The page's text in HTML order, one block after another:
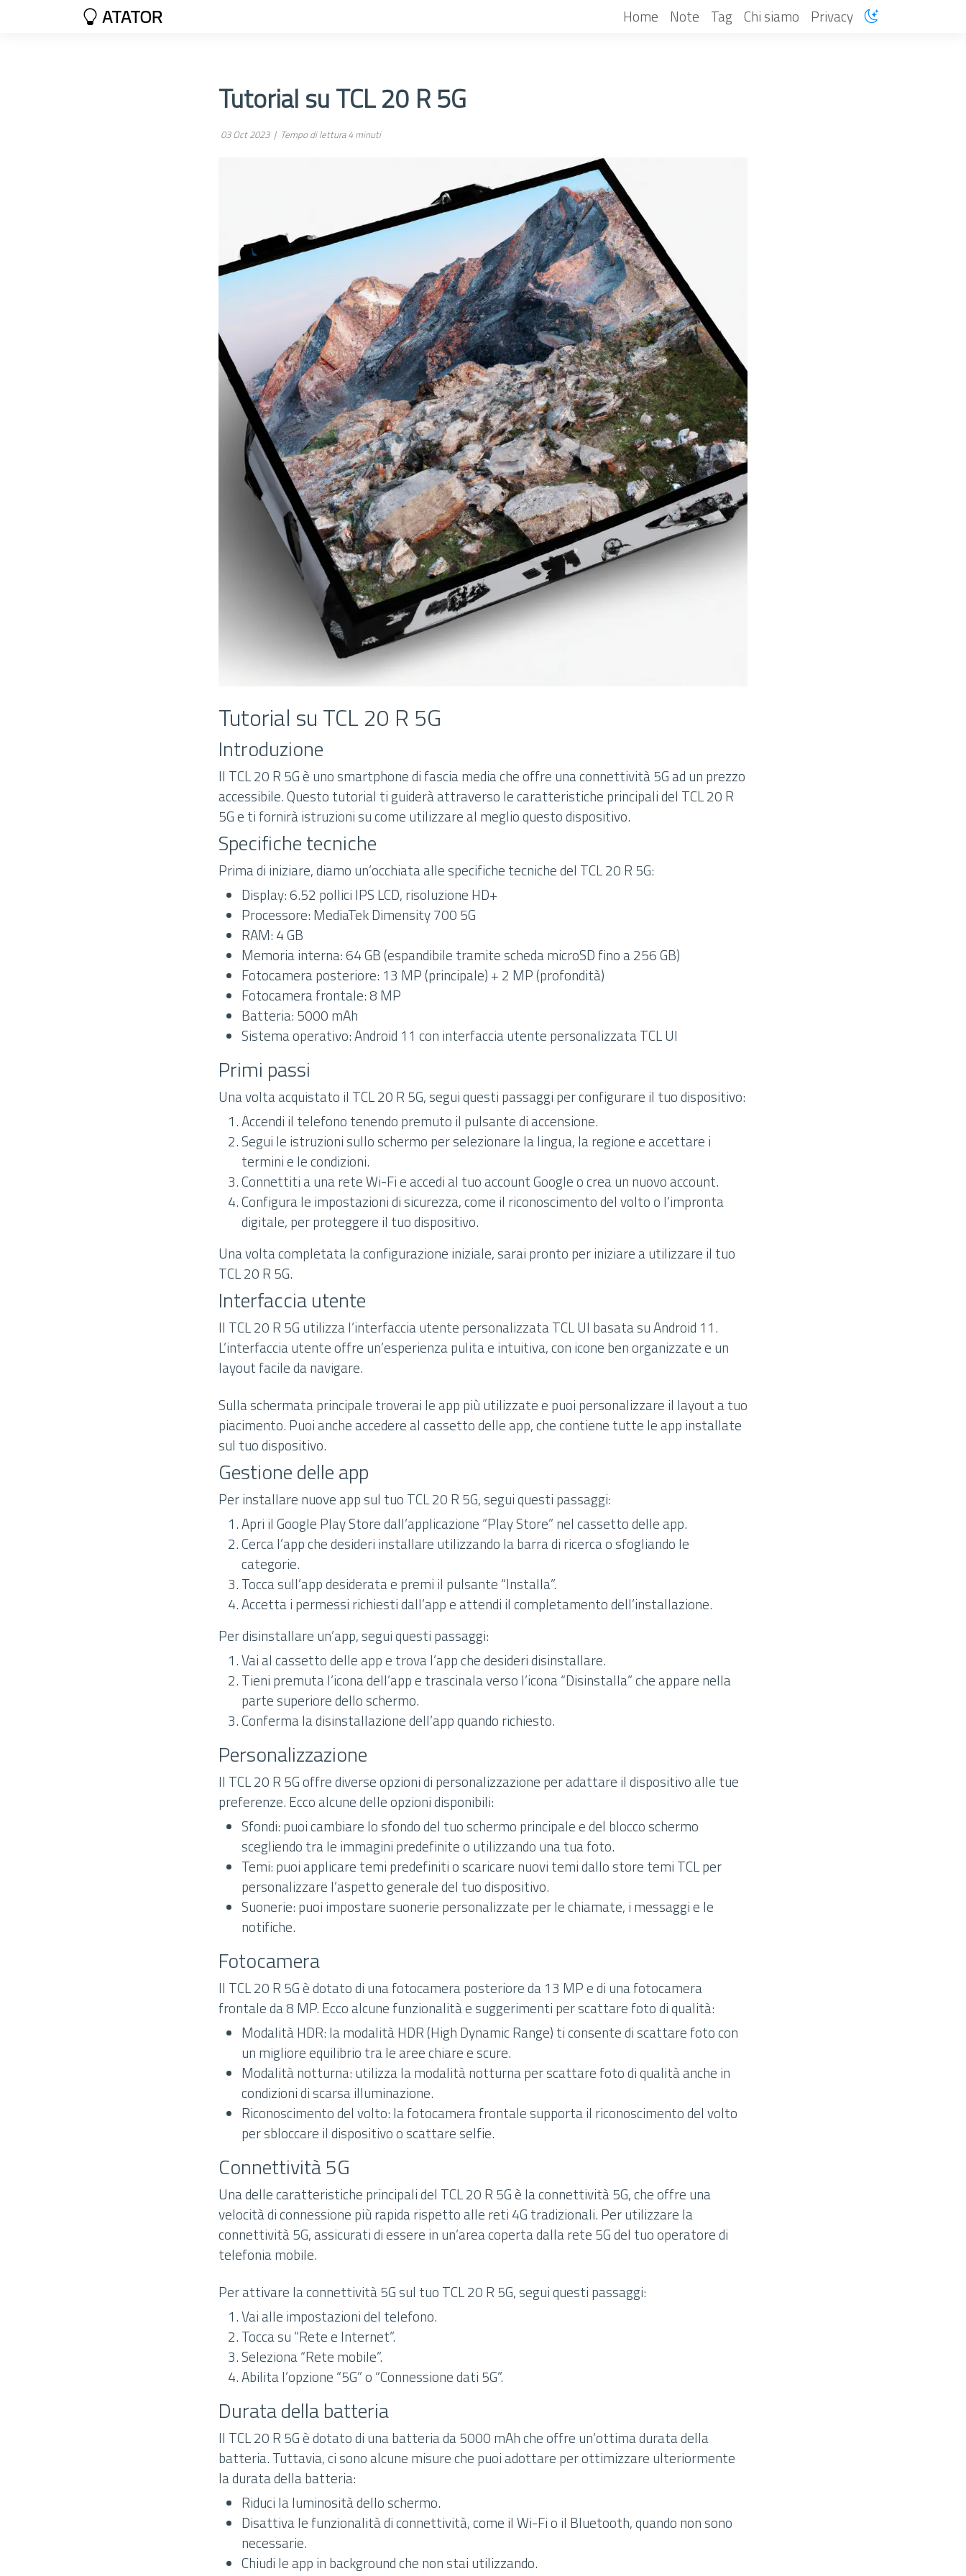
ATATOR Home Note Tag Chi siamo Privacy
Tutorial su TCL 20 R 5G
03 Oct 2023 | Tempo di lettura 4 minuti
Tutorial su TCL 20 R 5G
Introduzione
Il TCL 20 R 5G è uno smartphone di fascia media che offre una connettività 5G ad un prezzo
accessibile. Questo tutorial ti guiderà attraverso le caratteristiche principali del TCL 20 R
5G e ti fornirà istruzioni su come utilizzare al meglio questo dispositivo.
Specifiche tecniche
Prima di iniziare, diamo un’occhiata alle specifiche tecniche del TCL 20 R 5G:
Display: 6.52 pollici IPS LCD, risoluzione HD+
Processore: MediaTek Dimensity 700 5G
RAM: 4 GB
Memoria interna: 64 GB (espandibile tramite scheda microSD fino a 256 GB)
Fotocamera posteriore: 13 MP (principale) + 2 MP (profondità)
Fotocamera frontale: 8 MP
Batteria: 5000 mAh
Sistema operativo: Android 11 con interfaccia utente personalizzata TCL UI
Primi passi
Una volta acquistato il TCL 20 R 5G, segui questi passaggi per configurare il tuo dispositivo:
Accendi il telefono tenendo premuto il pulsante di accensione.
Segui le istruzioni sullo schermo per selezionare la lingua, la regione e accettare i
termini e le condizioni.
Connettiti a una rete Wi-Fi e accedi al tuo account Google o crea un nuovo account.
Configura le impostazioni di sicurezza, come il riconoscimento del volto o l’impronta
digitale, per proteggere il tuo dispositivo.
Una volta completata la configurazione iniziale, sarai pronto per iniziare a utilizzare il tuo
TCL 20 R 5G.
Interfaccia utente
Il TCL 20 R 5G utilizza l’interfaccia utente personalizzata TCL UI basata su Android 11.
L’interfaccia utente offre un’esperienza pulita e intuitiva, con icone ben organizzate e un
layout facile da navigare.
Sulla schermata principale troverai le app più utilizzate e puoi personalizzare il layout a tuo
piacimento. Puoi anche accedere al cassetto delle app, che contiene tutte le app installate
sul tuo dispositivo.
Gestione delle app
Per installare nuove app sul tuo TCL 20 R 5G, segui questi passaggi:
Apri il Google Play Store dall’applicazione “Play Store” nel cassetto delle app.
Cerca l’app che desideri installare utilizzando la barra di ricerca o sfogliando le
categorie.
Tocca sull’app desiderata e premi il pulsante “Installa”.
Accetta i permessi richiesti dall’app e attendi il completamento dell’installazione.
Per disinstallare un’app, segui questi passaggi:
Vai al cassetto delle app e trova l’app che desideri disinstallare.
Tieni premuta l’icona dell’app e trascinala verso l’icona “Disinstalla” che appare nella
parte superiore dello schermo.
Conferma la disinstallazione dell’app quando richiesto.
Personalizzazione
Il TCL 20 R 5G offre diverse opzioni di personalizzazione per adattare il dispositivo alle tue
preferenze. Ecco alcune delle opzioni disponibili:
Sfondi: puoi cambiare lo sfondo del tuo schermo principale e del blocco schermo
scegliendo tra le immagini predefinite o utilizzando una tua foto.
Temi: puoi applicare temi predefiniti o scaricare nuovi temi dallo store temi TCL per
personalizzare l’aspetto generale del tuo dispositivo.
Suonerie: puoi impostare suonerie personalizzate per le chiamate, i messaggi e le
notifiche.
Fotocamera
Il TCL 20 R 5G è dotato di una fotocamera posteriore da 13 MP e di una fotocamera
frontale da 8 MP. Ecco alcune funzionalità e suggerimenti per scattare foto di qualità:
Modalità HDR: la modalità HDR (High Dynamic Range) ti consente di scattare foto con
un migliore equilibrio tra le aree chiare e scure.
Modalità notturna: utilizza la modalità notturna per scattare foto di qualità anche in
condizioni di scarsa illuminazione.
Riconoscimento del volto: la fotocamera frontale supporta il riconoscimento del volto
per sbloccare il dispositivo o scattare selfie.
Connettività 5G
Una delle caratteristiche principali del TCL 20 R 5G è la connettività 5G, che offre una
velocità di connessione più rapida rispetto alle reti 4G tradizionali. Per utilizzare la
connettività 5G, assicurati di essere in un’area coperta dalla rete 5G del tuo operatore di
telefonia mobile.
Per attivare la connettività 5G sul tuo TCL 20 R 5G, segui questi passaggi:
Vai alle impostazioni del telefono.
Tocca su “Rete e Internet”.
Seleziona “Rete mobile”.
Abilita l’opzione “5G” o “Connessione dati 5G”.
Durata della batteria
Il TCL 20 R 5G è dotato di una batteria da 5000 mAh che offre un’ottima durata della
batteria. Tuttavia, ci sono alcune misure che puoi adottare per ottimizzare ulteriormente
la durata della batteria:
Riduci la luminosità dello schermo.
Disattiva le funzionalità di connettività, come il Wi-Fi o il Bluetooth, quando non sono
necessarie.
Chiudi le app in background che non stai utilizzando.